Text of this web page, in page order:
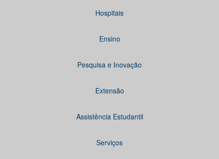
Hospitais
Ensino
Pesquisa e Inovação
Extensão
Assistência Estudantil
Serviços